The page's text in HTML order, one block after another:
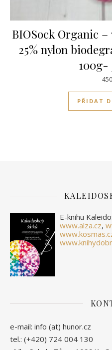
BIOSock Organic
25% nylon
100g-
450
PŘIDAT
E-knihu
www.alza.cz,
e-mail: info (at) hunor.cz
tel.: (+420) 724 004 130